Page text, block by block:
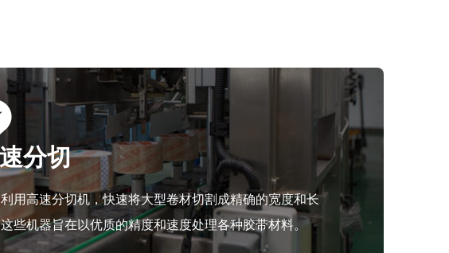
分切
用高速分切机，快速将大型卷材切割成精确的宽度和长
些机器旨在以优质的精度和速度处理各种胶带材料。